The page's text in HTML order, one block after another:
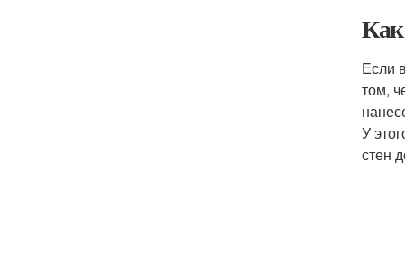
Как
Если
том,
У
стен